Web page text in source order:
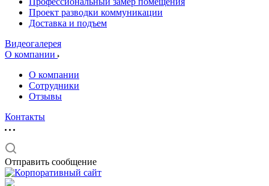
Проект разводки коммуникации
Доставка и подъем
Видеогалерея
О компании
О компании
Сотрудники
Отзывы
Контакты
Отправить сообщение